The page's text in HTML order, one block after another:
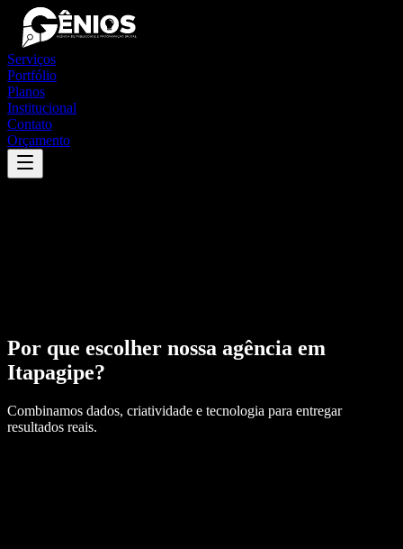
Serviços
Portfólio
Planos
Institucional
Contato
Orçamento
Por que escolher nossa agência em
Itapagipe?
Combinamos dados, criatividade e tecnologia para entregar
resultados reais.